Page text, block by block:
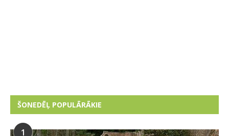
ŠONEDĒĻ POPULĀRĀKIE
1